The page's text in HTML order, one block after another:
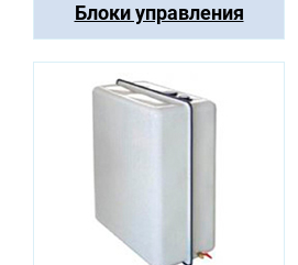
Блоки управления